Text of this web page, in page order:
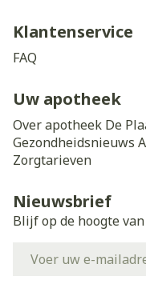
Klantenservice
FAQ
Uw apotheek
Over apotheek De
Gezondheidsnieuws
Zorgtarieven
Nieuwsbrief
Blijf op de hoogte